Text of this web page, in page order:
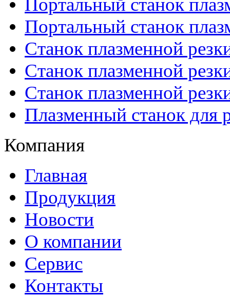
Портальный станок
Портальный станок
Станок плазменной
Станок плазменной
Станок плазменной
Плазменный станок для
Компания
Главная
Продукция
Новости
О компании
Сервис
Контакты